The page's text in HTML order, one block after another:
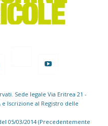
Sede legale Via Eritrea 21 -
e Iscrizione al Registro delle
05/03/2014 (Precedentemente